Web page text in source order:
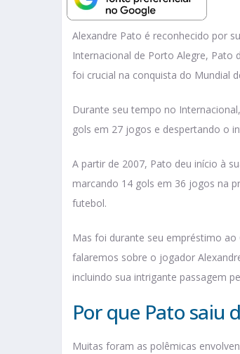
Alexandre Pato é reconhecido por
Internacional de Porto Alegre, Pato
foi crucial na conquista do Mundial
Durante seu tempo no
gols em 27 jogos e despertando o
A partir de 2007, Pato deu início à
marcando 14 gols em 36 jogos na
futebol.
Mas foi durante seu empréstimo
falaremos sobre o jogador
incluindo sua intrigante passagem
Por que Pato saiu
Muitas foram as polêmicas